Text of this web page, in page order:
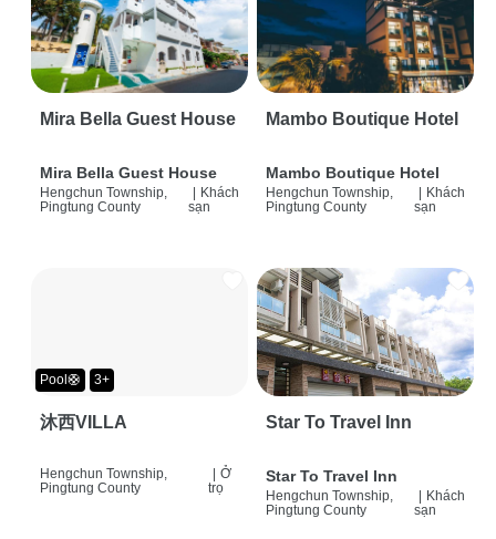
Mira Bella Guest House
Mira Bella Guest House
Hengchun Township,
Pingtung County
Khách
sạn
Mambo Boutique Hotel
Mambo Boutique Hotel
Hengchun Township,
Pingtung County
Khách
sạn
Pool🛟 3+
沐西VILLA
Hengchun Township,
Pingtung County
Ở
trọ
Star To Travel Inn
Star To Travel Inn
Hengchun Township,
Pingtung County
Khách
sạn